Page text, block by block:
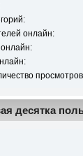
онлайн:
десятка